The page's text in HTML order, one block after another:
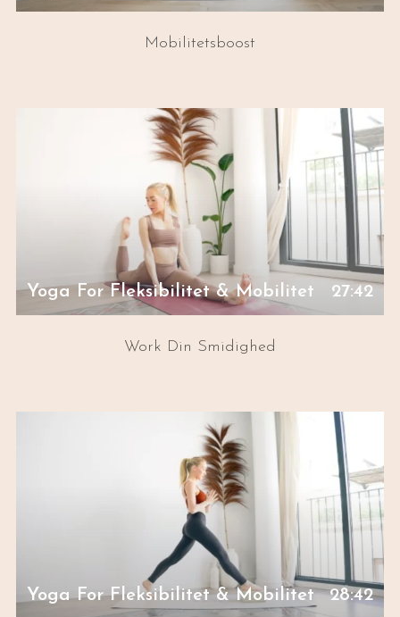
Mobilitetsboost
Yoga For Fleksibilitet & Mobilitet 27:42
Work Din Smidighed
Yoga For Fleksibilitet & Mobilitet 28:42